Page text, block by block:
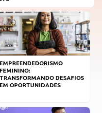
EMPREENDEDORISMO
FEMININO:
TRANSFORMANDO DESAFIOS
EM OPORTUNIDADES